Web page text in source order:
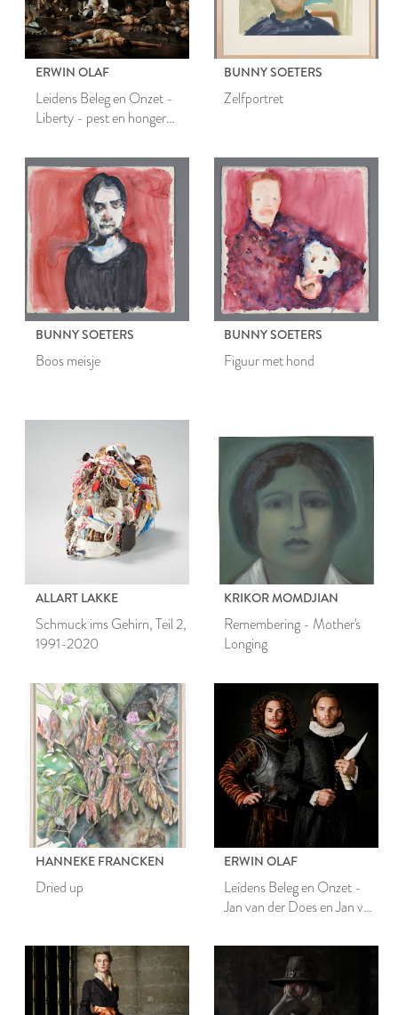
ERWIN OLAF
Leidens Beleg en Onzet -
Liberty - pest en honger
BUNNY SOETERS
Zelfportret
BUNNY SOETERS
Boos meisje
BUNNY SOETERS
Figuur met hond
ALLART LAKKE
Schmuck ims Gehirn, Teil 2,
1991-2020
KRIKOR MOMDJIAN
Remembering - Mother's
Longing
HANNEKE FRANCKEN
Dried up
ERWIN OLAF
Leidens Beleg en Onzet -
Jan van der Does en Jan van